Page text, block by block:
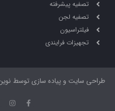
تصفیه پیشرفته
تصفیه لجن
فیلتراسیون
تجهیزات فرایندی
طراحی سایت و پیاده سازی توسط